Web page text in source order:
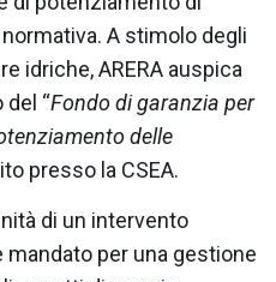
A stimolo degli
idriche, ARERA auspica
“Fondo di garanzia per
delle
presso la CSEA.
di un intervento
mandato per una gestione